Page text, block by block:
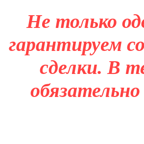
Не только
гарантируем
сделки. В